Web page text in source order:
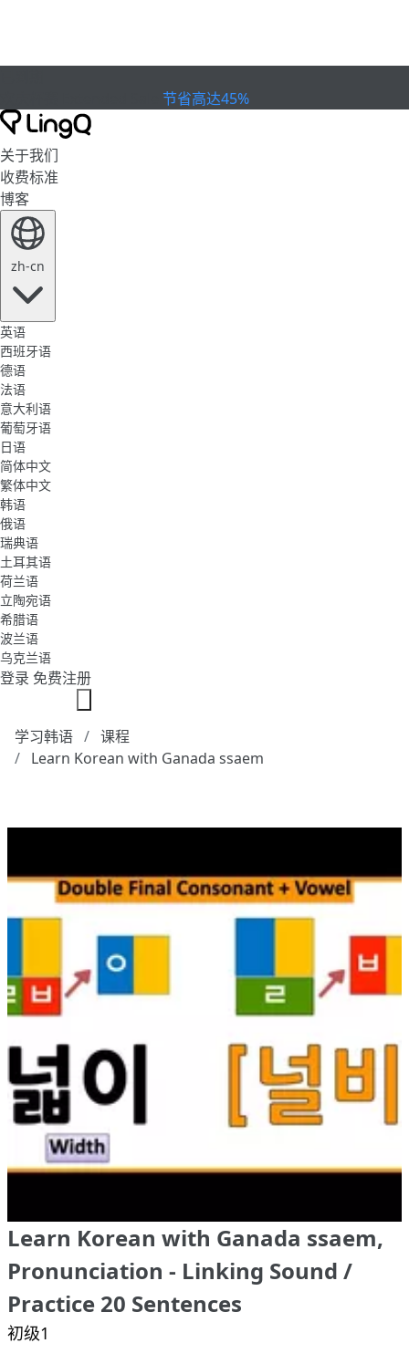
节省高达45%
关于我们
收费标准
博客
zh-cn
英语
西班牙语
德语
法语
意大利语
葡萄牙语
日语
简体中文
繁体中文
韩语
俄语
瑞典语
土耳其语
荷兰语
立陶宛语
希腊语
波兰语
乌克兰语
登录 免费注册
学习韩语
课程
Learn Korean with Ganada ssaem
Learn Korean with Ganada ssaem,
Pronunciation - Linking Sound /
Practice 20 Sentences
初级1